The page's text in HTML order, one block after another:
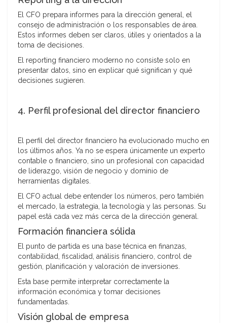
El CFO prepara informes para la dirección general, el
consejo de administración o los responsables de área.
Estos informes deben ser claros, útiles y orientados a la
toma de decisiones.
El reporting financiero moderno no consiste solo en
presentar datos, sino en explicar qué significan y qué
decisiones sugieren.
4. Perfil profesional del director financiero
El perfil del director financiero ha evolucionado mucho en
los últimos años. Ya no se espera únicamente un experto
contable o financiero, sino un profesional con capacidad
de liderazgo, visión de negocio y dominio de
herramientas digitales.
El CFO actual debe entender los números, pero también
el mercado, la estrategia, la tecnología y las personas. Su
papel está cada vez más cerca de la dirección general.
Formación financiera sólida
El punto de partida es una base técnica en finanzas,
contabilidad, fiscalidad, análisis financiero, control de
gestión, planificación y valoración de inversiones.
Esta base permite interpretar correctamente la
información económica y tomar decisiones
fundamentadas.
Visión global de empresa